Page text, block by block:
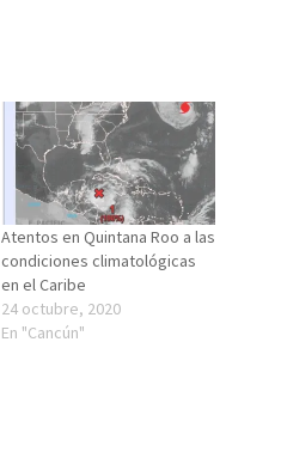
Atentos en Quintana Roo a las
condiciones climatológicas
en el Caribe
24 octubre, 2020
En "Cancún"